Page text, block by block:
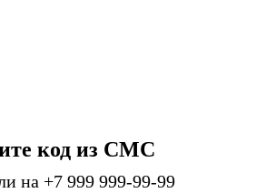
код из СМС
на +7 999 999-99-99